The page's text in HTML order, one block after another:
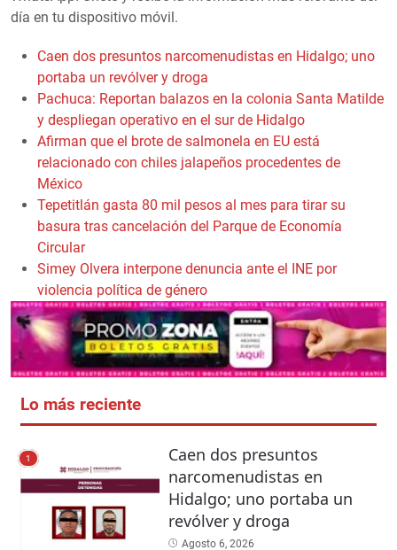
día en tu dispositivo móvil.
Caen dos presuntos narcomenudistas en Hidalgo; uno
portaba un revólver y droga
Pachuca: Reportan balazos en la colonia Santa Matilde
y despliegan operativo en el sur de Hidalgo
Afirman que el brote de salmonela en EU está
relacionado con chiles jalapeños procedentes de
México
Tepetitlán gasta 80 mil pesos al mes para tirar su
basura tras cancelación del Parque de Economía
Circular
Simey Olvera interpone denuncia ante el INE por
violencia política de género
Lo más reciente
1
Caen dos presuntos
narcomenudistas en
Hidalgo; uno portaba un
revólver y droga
Agosto 6, 2026